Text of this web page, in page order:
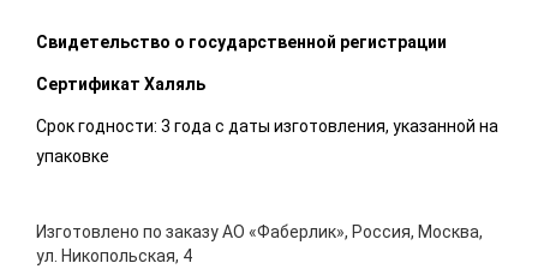
Свидетельство о государственной регистрации
Сертификат Халяль
Срок годности: 3 года с даты изготовления, указанной на
упаковке
Изготовлено по заказу АО «Фаберлик», Россия, Москва,
ул. Никопольская, 4